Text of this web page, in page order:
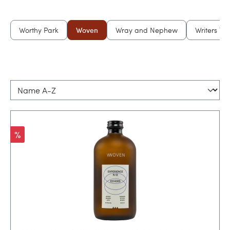
Worthy Park Woven Wray and Nephew Writers
Rabatt
%